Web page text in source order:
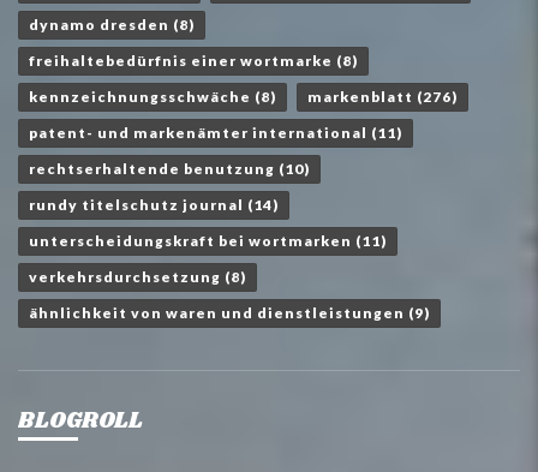
dynamo dresden (8)
freihaltebedürfnis einer wortmarke (8)
kennzeichnungsschwäche (8) markenblatt (276)
patent- und markenämter international (11)
rechtserhaltende benutzung (10)
rundy titelschutz journal (14)
unterscheidungskraft bei wortmarken (11)
verkehrsdurchsetzung (8)
ähnlichkeit von waren und dienstleistungen (9)
BLOGROLL